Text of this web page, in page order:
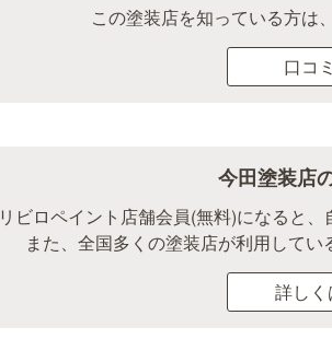
この塗装店を知っている方は
口コ
今田塗装店
リビロペイント店舗会員(無料)になると
また、全国多くの塗装店が利用してい
詳しく